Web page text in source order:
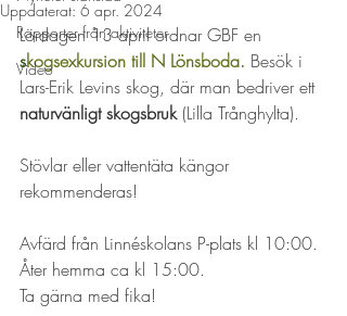
Rapporter från aktiviteter
Video
Uppdaterat: 6 apr. 2024
Lördagen 13 april ordnar GBF en
skogsexkursion till N Lönsboda. Besök i
Lars-Erik Levins skog, där man bedriver ett
naturvänligt skogsbruk (Lilla Trånghylta).
Stövlar eller vattentäta kängor
rekommenderas!
Avfärd från Linnéskolans P-plats kl 10:00.
Åter hemma ca kl 15:00.
Ta gärna med fika!